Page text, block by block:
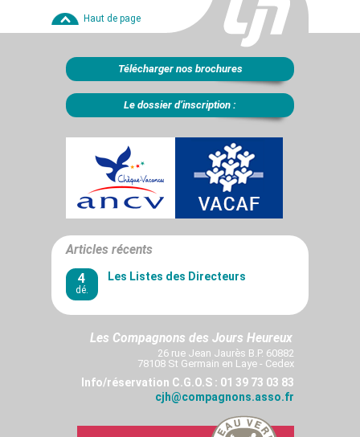
Haut de page
Télécharger nos brochures
Le dossier d’inscription :
Articles récents
4
dé.
Les Listes des Directeurs
Les Compagnons des Jours Heureux
26 rue Jean Jaurès B.P. 60882
78108 St Germain en Laye - Cedex
Info/réservation C.G.O.S : 01 39 73 03 83
cjh@compagnons.asso.fr